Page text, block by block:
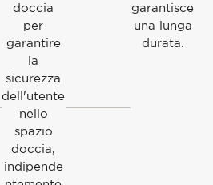
doccia
per
garantire
la
sicurezza
dell'utente
nello
spazio
doccia,
indipende
garantisce
una lunga
durata.